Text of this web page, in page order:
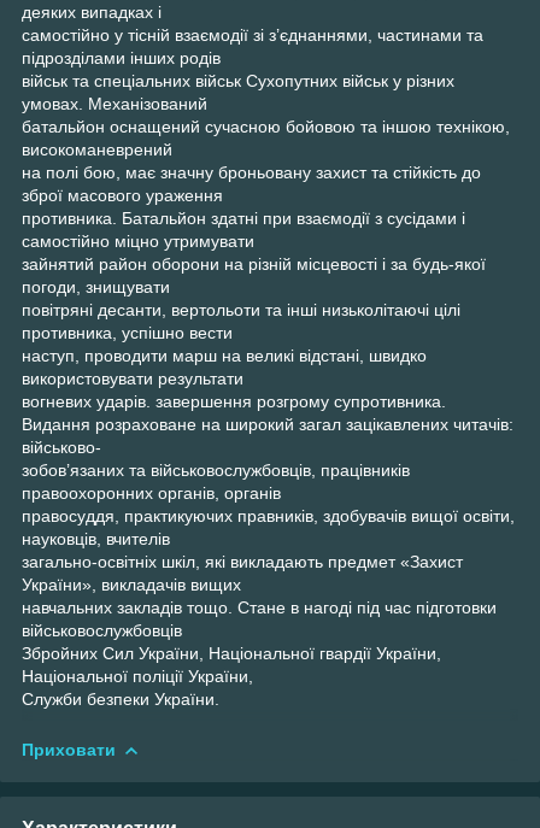
деяких випадках і
самостійно у тісній взаємодії зі з’єднаннями, частинами та
підрозділами інших родів
військ та спеціальних військ Сухопутних військ у різних
умовах. Механізований
батальйон оснащений сучасною бойовою та іншою технікою,
високоманеврений
на полі бою, має значну броньовану захист та стійкість до
зброї масового ураження
противника. Батальйон здатні при взаємодії з сусідами і
самостійно міцно утримувати
зайнятий район оборони на різній місцевості і за будь-якої
погоди, знищувати
повітряні десанти, вертольоти та інші низьколітаючі цілі
противника, успішно вести
наступ, проводити марш на великі відстані, швидко
використовувати результати
вогневих ударів. завершення розгрому супротивника.
Видання розраховане на широкий загал зацікавлених читачів:
військово-
зобов’язаних та військовослужбовців, працівників
правоохоронних органів, органів
правосуддя, практикуючих правників, здобувачів вищої освіти,
науковців, вчителів
загально-освітніх шкіл, які викладають предмет «Захист
України», викладачів вищих
навчальних закладів тощо. Стане в нагоді під час підготовки
військовослужбовців
Збройних Сил України, Національної гвардії України,
Національної поліції України,
Служби безпеки України.
Приховати